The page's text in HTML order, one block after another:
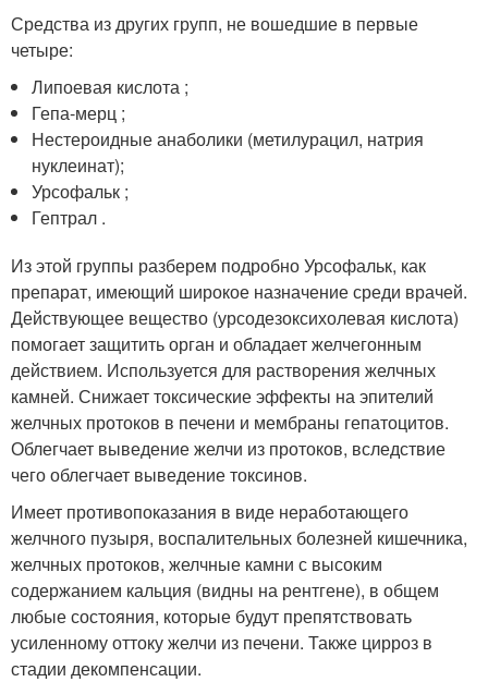
Средства из других групп, не вошедшие в первые
четыре:
Липоевая кислота ;
Гепа-мерц ;
Нестероидные анаболики (метилурацил, натрия
нуклеинат);
Урсофальк ;
Гептрал .
Из этой группы разберем подробно Урсофальк, как
препарат, имеющий широкое назначение среди врачей.
Действующее вещество (урсодезоксихолевая кислота)
помогает защитить орган и обладает желчегонным
действием. Используется для растворения желчных
камней. Снижает токсические эффекты на эпителий
желчных протоков в печени и мембраны гепатоцитов.
Облегчает выведение желчи из протоков, вследствие
чего облегчает выведение токсинов.
Имеет противопоказания в виде неработающего
желчного пузыря, воспалительных болезней кишечника,
желчных протоков, желчные камни с высоким
содержанием кальция (видны на рентгене), в общем
любые состояния, которые будут препятствовать
усиленному оттоку желчи из печени. Также цирроз в
стадии декомпенсации.